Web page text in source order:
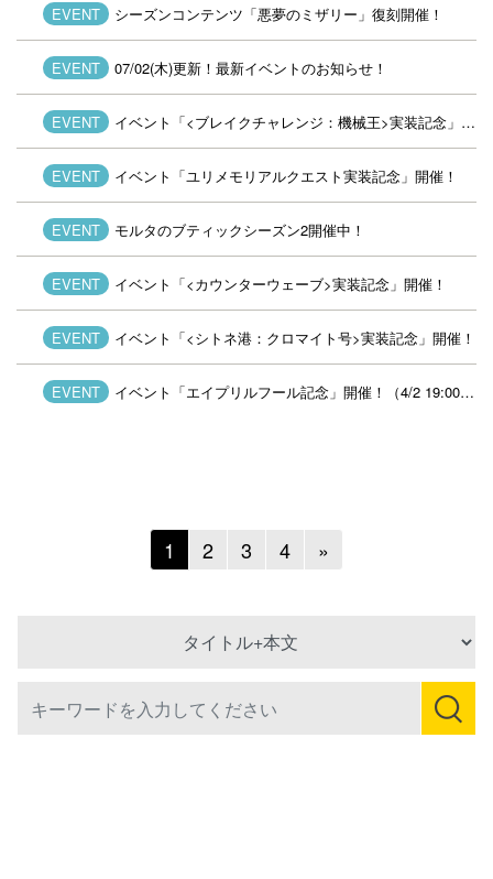
EVENT シーズンコンテンツ「悪夢のミザリー」復刻開催！
EVENT 07/02(木)更新！最新イベントのお知らせ！
EVENT イベント「<ブレイクチャレンジ：機械王>実装記念」開催！
EVENT イベント「ユリメモリアルクエスト実装記念」開催！
EVENT モルタのブティックシーズン2開催中！
EVENT イベント「<カウンターウェーブ>実装記念」開催！
EVENT イベント「<シトネ港：クロマイト号>実装記念」開催！
EVENT イベント「エイプリルフール記念」開催！（4/2 19:00更新）
1 2 3 4 »